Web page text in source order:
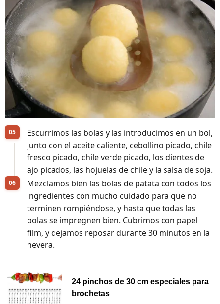
Escurrimos las bolas y las introducimos en un bol,
junto con el aceite caliente, cebollino picado, chile
fresco picado, chile verde picado, los dientes de
ajo picados, las hojuelas de chile y la salsa de soja.
Mezclamos bien las bolas de patata con todos los
ingredientes con mucho cuidado para que no
terminen rompiéndose, y hasta que todas las
bolas se impregnen bien. Cubrimos con papel
film, y dejamos reposar durante 30 minutos en la
nevera.
24 pinchos de 30 cm especiales para
brochetas